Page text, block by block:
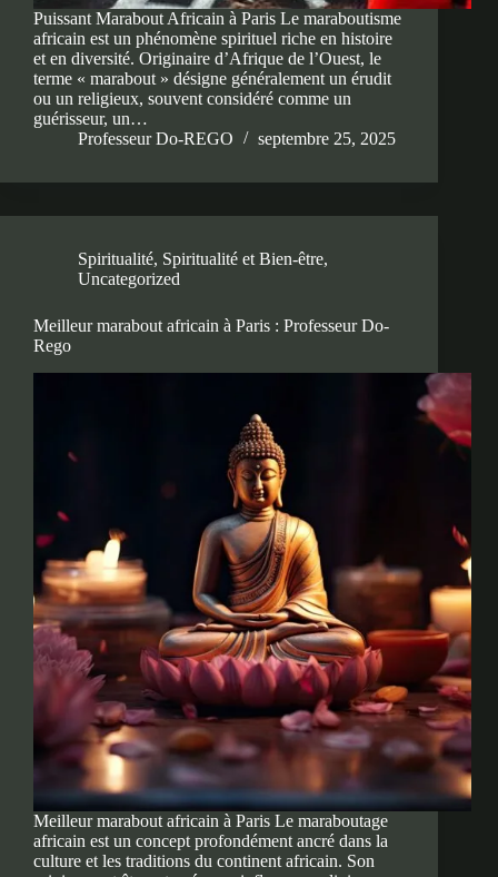
Puissant Marabout Africain à Paris Le maraboutisme
africain est un phénomène spirituel riche en histoire
et en diversité. Originaire d’Afrique de l’Ouest, le
terme « marabout » désigne généralement un érudit
ou un religieux, souvent considéré comme un
guérisseur, un…
Professeur Do-REGO
septembre 25, 2025
Spiritualité, Spiritualité et Bien-être,
Uncategorized
Meilleur marabout africain à Paris : Professeur Do-
Rego
Meilleur marabout africain à Paris Le maraboutage
africain est un concept profondément ancré dans la
culture et les traditions du continent africain. Son